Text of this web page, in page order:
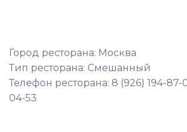
Город ресторана: Москва
Тип ресторана: Смешанный
Телефон ресторана: 8 (926) 194-87-
04-53